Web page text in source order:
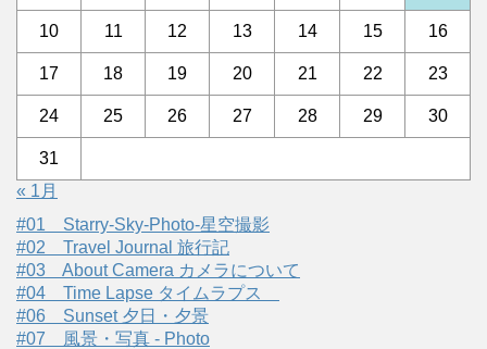
10 11 12 13 14 15 16
17 18 19 20 21 22 23
24 25 26 27 28 29 30
31
« 1月
#01 Starry-Sky-Photo-星空撮影
#02 Travel Journal 旅行記
#03 About Camera カメラについて
#04 Time Lapse タイムラプス
#06 Sunset 夕日・夕景
#07 風景・写真 - Photo